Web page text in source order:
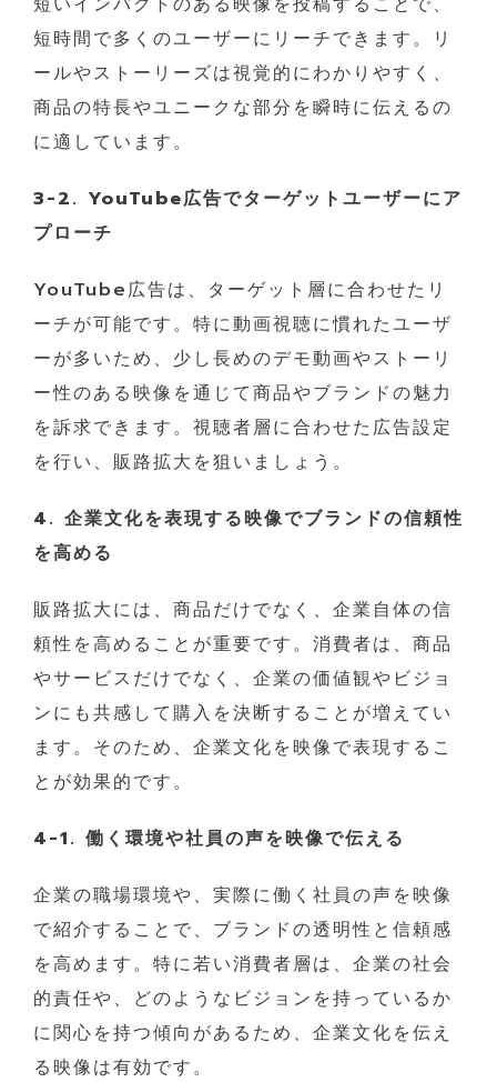
短時間で多くのユーザーにリーチできます。リ
ールやストーリーズは視覚的にわかりやすく、
商品の特長やユニークな部分を瞬時に伝えるの
に適しています。
3-2. YouTube広告でターゲットユーザーにア
プローチ
YouTube広告は、ターゲット層に合わせたリ
ーチが可能です。特に動画視聴に慣れたユーザ
ーが多いため、少し長めのデモ動画やストーリ
ー性のある映像を通じて商品やブランドの魅力
を訴求できます。視聴者層に合わせた広告設定
を行い、販路拡大を狙いましょう。
4. 企業文化を表現する映像でブランドの信頼性
を高める
販路拡大には、商品だけでなく、企業自体の信
頼性を高めることが重要です。消費者は、商品
やサービスだけでなく、企業の価値観やビジョ
ンにも共感して購入を決断することが増えてい
ます。そのため、企業文化を映像で表現するこ
とが効果的です。
4-1. 働く環境や社員の声を映像で伝える
企業の職場環境や、実際に働く社員の声を映像
で紹介することで、ブランドの透明性と信頼感
を高めます。特に若い消費者層は、企業の社会
的責任や、どのようなビジョンを持っているか
に関心を持つ傾向があるため、企業文化を伝え
る映像は有効です。